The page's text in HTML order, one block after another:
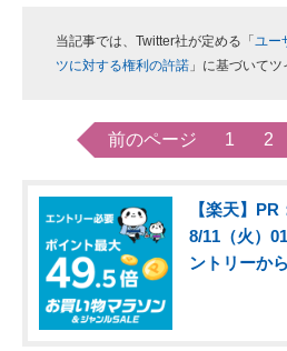
当記事では、Twitter社が定める「 ユー
ツに対する権利の許諾 」に基づいてツ
前のページ 1 2
【楽天】
8/11（火）
ントリーから